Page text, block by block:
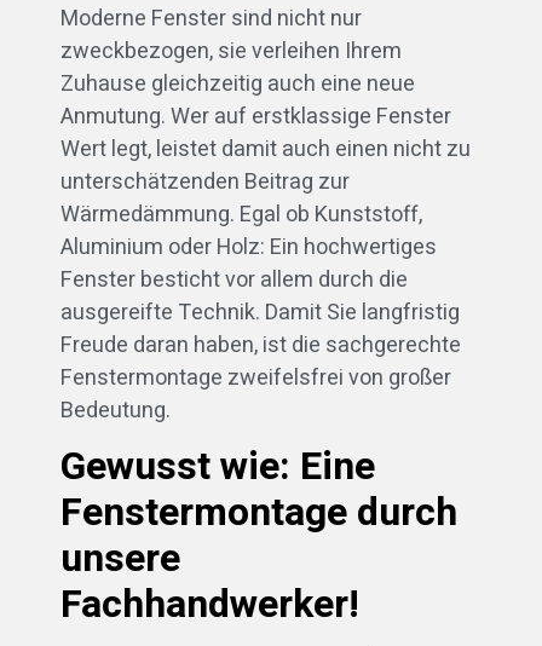
Moderne Fenster sind nicht nur
zweckbezogen, sie verleihen Ihrem
Zuhause gleichzeitig auch eine neue
Anmutung. Wer auf erstklassige Fenster
Wert legt, leistet damit auch einen nicht zu
unterschätzenden Beitrag zur
Wärmedämmung. Egal ob Kunststoff,
Aluminium oder Holz: Ein hochwertiges
Fenster besticht vor allem durch die
ausgereifte Technik. Damit Sie langfristig
Freude daran haben, ist die sachgerechte
Fenstermontage zweifelsfrei von großer
Bedeutung.
Gewusst wie: Eine
Fenstermontage durch
unsere
Fachhandwerker!